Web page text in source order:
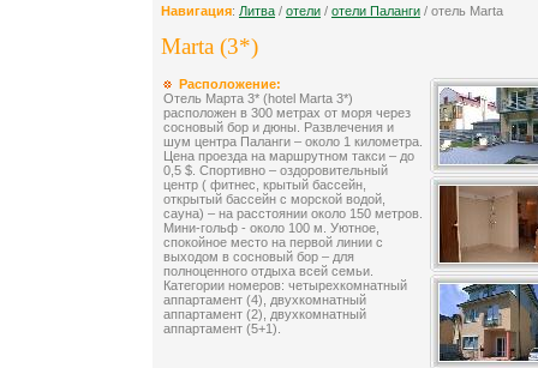
Навигация: Литва / отели / отели Паланги / отель Marta
Marta (3*)
Расположение:
Отель Марта 3* (hotel Marta 3*)
расположен в 300 метрах от моря через
сосновый бор и дюны. Развлечения и
шум центра Паланги – около 1 километра.
Цена проезда на маршрутном такси – до
0,5 $. Cпортивно – оздоровительный
центр ( фитнес, крытый бассейн,
открытый бассейн с морской водой,
сауна) – на расстоянии около 150 метров.
Мини-гольф - около 100 м. Уютное,
спокойное место на первой линии с
выходом в сосновый бор – для
полноценного отдыха всей семьи.
Категории номеров: четырехкомнатный
аппартамент (4), двухкомнатный
аппартамент (2), двухкомнатный
аппартамент (5+1).